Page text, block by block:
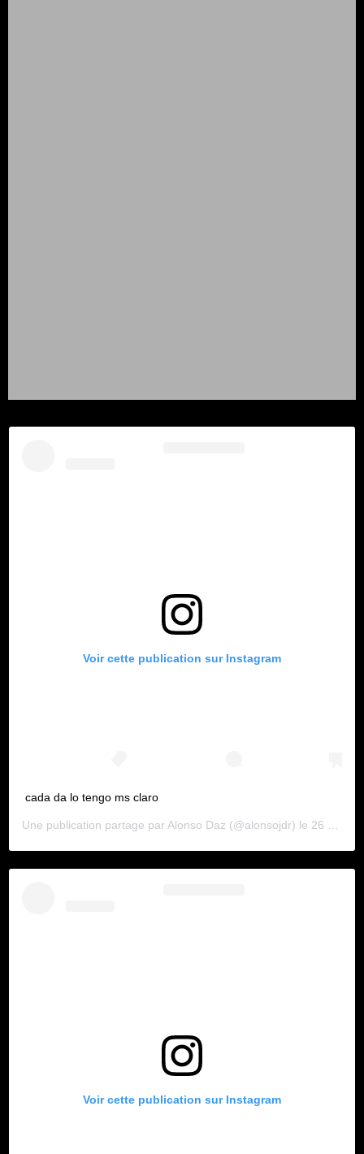
Voir cette publication sur Instagram
cada da lo tengo ms claro
Une publication partage par Alonso Daz (@alonsojdr) le 26 Mars 2020 11 :15 PDT
Voir cette publication sur Instagram